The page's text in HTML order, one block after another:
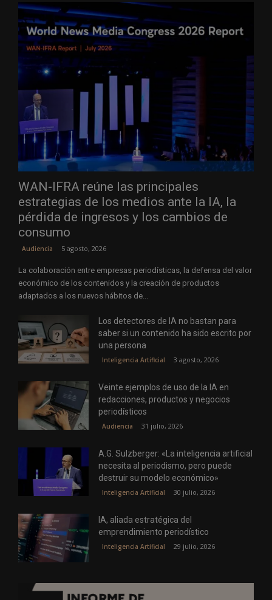
WAN-IFRA reúne las principales
estrategias de los medios ante la IA, la
pérdida de ingresos y los cambios de
consumo
Audiencia 5 agosto, 2026
La colaboración entre empresas periodísticas, la defensa del valor
económico de los contenidos y la creación de productos
adaptados a los nuevos hábitos de...
Los detectores de IA no bastan para
saber si un contenido ha sido escrito por
una persona
Inteligencia Artificial 3 agosto, 2026
Veinte ejemplos de uso de la IA en
redacciones, productos y negocios
periodísticos
Audiencia 31 julio, 2026
A.G. Sulzberger: «La inteligencia artificial
necesita al periodismo, pero puede
destruir su modelo económico»
Inteligencia Artificial 30 julio, 2026
IA, aliada estratégica del
emprendimiento periodístico
Inteligencia Artificial 29 julio, 2026